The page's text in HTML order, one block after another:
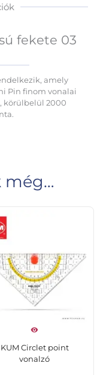
fekete 03
amely
Pin finom vonalai
körülbelül 2000
még…
KUM Circlet point
vonalzó